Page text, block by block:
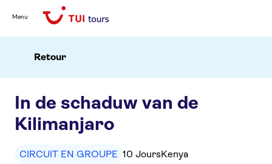
Menu
Retour
In de schaduw van de
Kilimanjaro
CIRCUIT EN GROUPE 10 JoursKenya